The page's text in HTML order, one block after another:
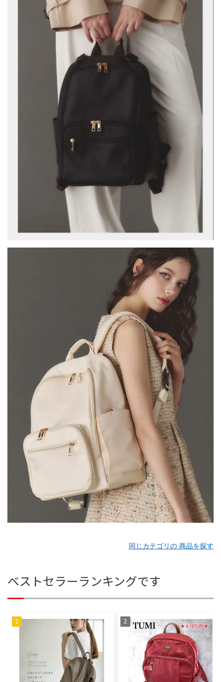
同じカテゴリの 商品を探す
ベストセラーランキングです